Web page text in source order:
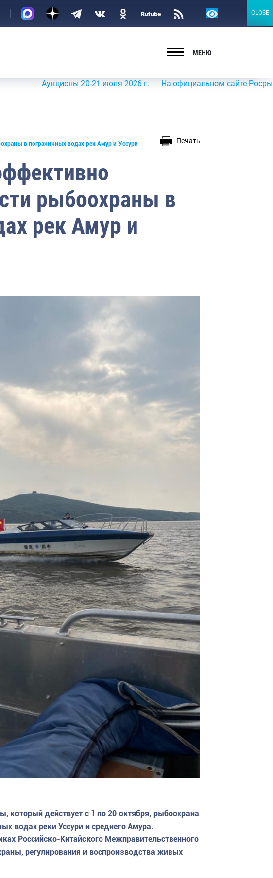
Версия
МЕНЮ
Аукционы 20-21 июля 2026 г. На официальном сайте
в пограничных водах рек Амур и Уссури
Печать
рыбоохраны в
рек Амур и
который действует с 1 по 20 октября, рыбоохрана
водах реки Уссури и среднего Амура.
Российско-Китайского Межправительственного
регулирования и воспроизводства живых
CLOSE
CLOSE